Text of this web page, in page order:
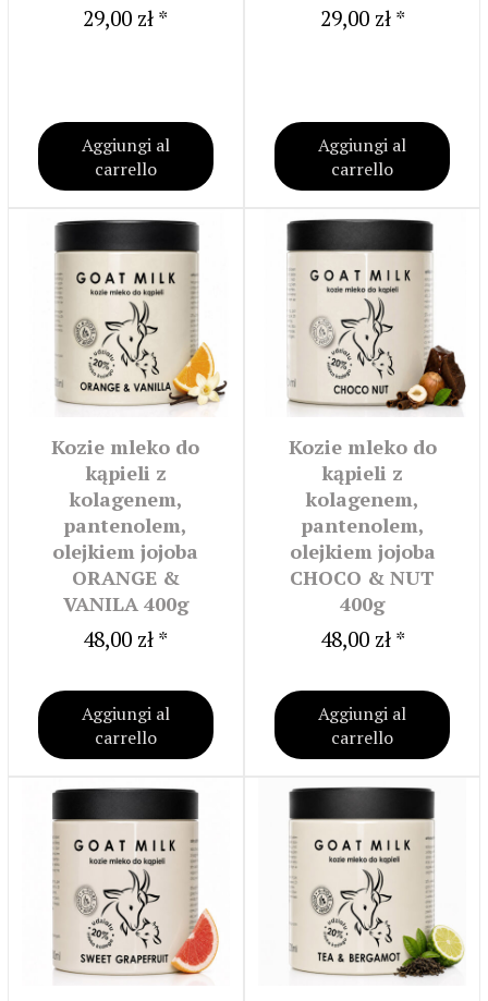
29,00 zł *
Aggiungi al
carrello
29,00 zł *
Aggiungi al
carrello
Kozie mleko do
kąpieli z
kolagenem,
pantenolem,
olejkiem jojoba
ORANGE &
VANILA 400g
48,00 zł *
Aggiungi al
carrello
Kozie mleko do
kąpieli z
kolagenem,
pantenolem,
olejkiem jojoba
CHOCO & NUT
400g
48,00 zł *
Aggiungi al
carrello